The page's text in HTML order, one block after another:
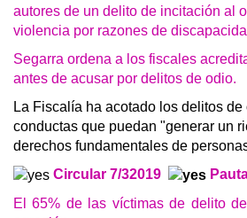
autores de un delito de incitación al
violencia por razones de
Segarra ordena a los fiscales
antes de acusar por delitos de odio.
La Fiscalía ha acotado los delitos
conductas que puedan "generar un
derechos fundamentales de
Circular 7/32019
El 65% de las víctimas de delito